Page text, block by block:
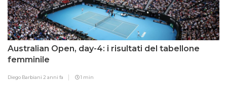
Australian Open, day-4: i risultati del tabellone
femminile
Diego Barbiani 2 anni fa 1 min